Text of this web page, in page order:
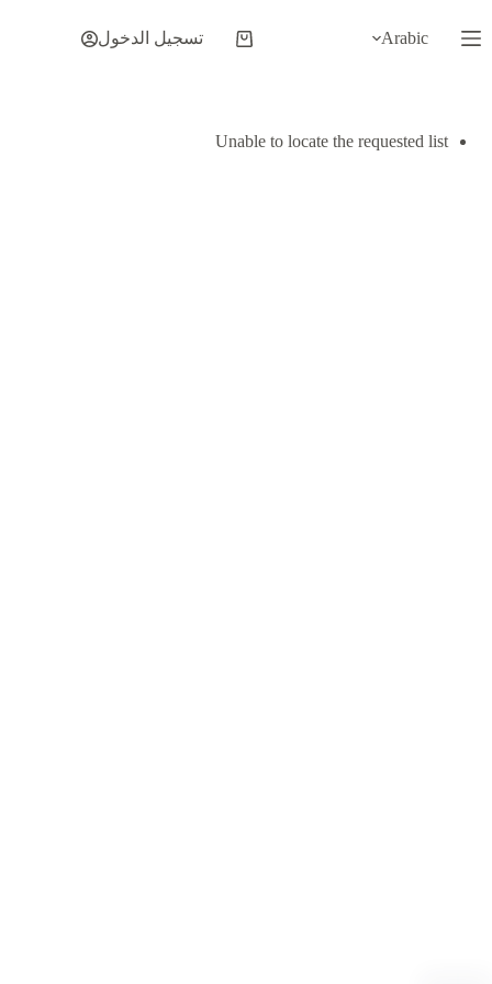
إلى
المحتوى
Arabic
عربة
تسجيل الدخول
Unable to locate the requested list